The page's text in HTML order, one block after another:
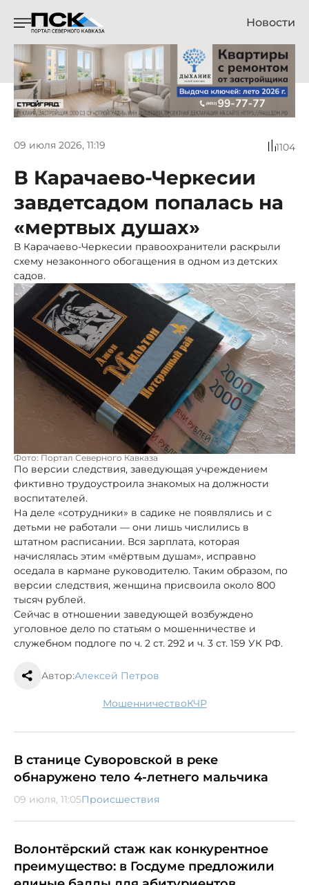
Новости
09 июля 2026, 11:19 1104
В Карачаево-Черкесии
завдетсадом попалась на
«мертвых душах»
В Карачаево-Черкесии правоохранители раскрыли
схему незаконного обогащения в одном из детских
садов.
Фото: Портал Северного Кавказа
По версии следствия, заведующая учреждением
фиктивно трудоустроила знакомых на должности
воспитателей.
На деле «сотрудники» в садике не появлялись и с
детьми не работали — они лишь числились в
штатном расписании. Вся зарплата, которая
начислялась этим «мёртвым душам», исправно
оседала в кармане руководителю. Таким образом, по
версии следствия, женщина присвоила около 800
тысяч рублей.
Сейчас в отношении заведующей возбуждено
уголовное дело по статьям о мошенничестве и
служебном подлоге по ч. 2 ст. 292 и ч. 3 ст. 159 УК РФ.
Автор:Алексей Петров
мошенничество КЧР
В станице Суворовской в реке
обнаружено тело 4-летнего мальчика
09 июля, 11:05Происшествия
Волонтёрский стаж как конкурентное
преимущество: в Госдуме предложили